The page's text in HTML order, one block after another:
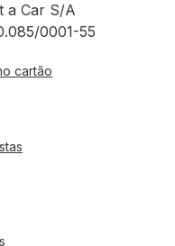
a Car S/A
0001-55
cartão